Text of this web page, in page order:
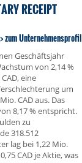
RECEIPT
zum Unternehmensprofil
Geschäftsjahr
von 2,14 %
eine
um
CAD aus. Das
8,17 % entspricht.
zu
318.512
lag bei 1,22 Mio.
CAD je Aktie, was